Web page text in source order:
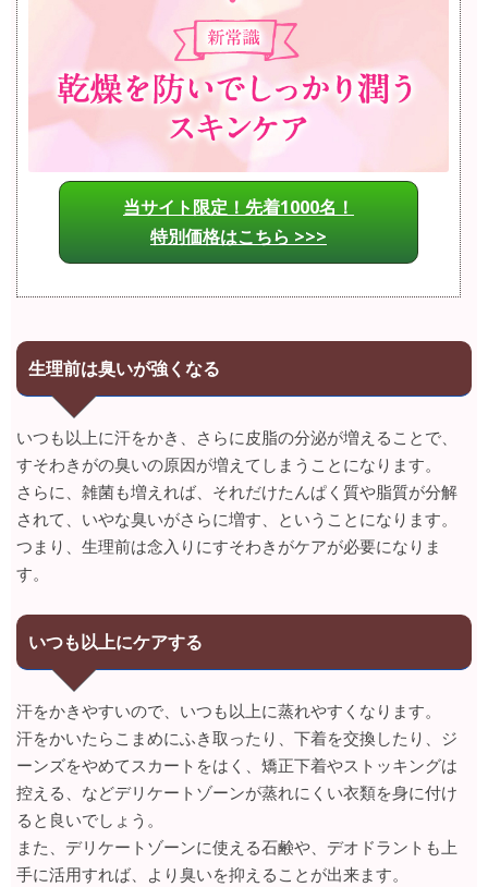
当サイト限定！先着1000名！
特別価格はこちら >>>
生理前は臭いが強くなる
いつも以上に汗をかき、さらに皮脂の分泌が増えることで、
すそわきがの臭いの原因が増えてしまうことになります。
さらに、雑菌も増えれば、それだけたんぱく質や脂質が分解
されて、いやな臭いがさらに増す、ということになります。
つまり、生理前は念入りにすそわきがケアが必要になりま
す。
いつも以上にケアする
汗をかきやすいので、いつも以上に蒸れやすくなります。
汗をかいたらこまめにふき取ったり、下着を交換したり、ジ
ーンズをやめてスカートをはく、矯正下着やストッキングは
控える、などデリケートゾーンが蒸れにくい衣類を身に付け
ると良いでしょう。
また、デリケートゾーンに使える石鹸や、デオドラントも上
手に活用すれば、より臭いを抑えることが出来ます。